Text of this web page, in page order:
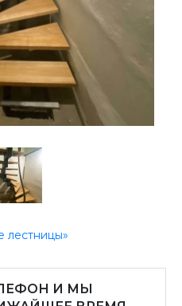
лестницы»
И МЫ